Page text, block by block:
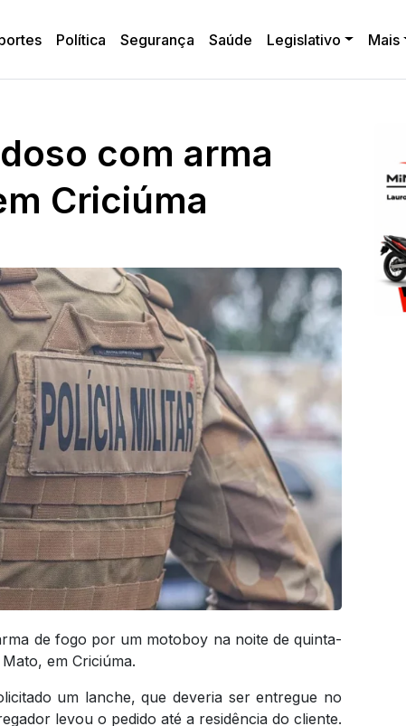
Política Segurança Saúde Legislativo Mais
com arma
Criciúma
de fogo por um motoboy na noite de quinta-
em Criciúma.
um lanche, que deveria ser entregue no
levou o pedido até a residência do cliente.